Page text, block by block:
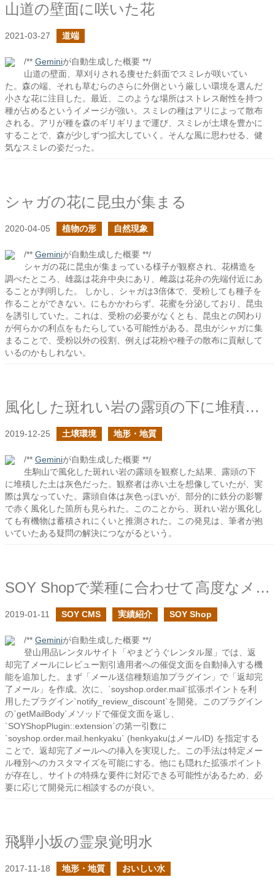
山道の壁面に咲いた花
2021-03-27 道端
/** Geminiが自動生成した概要 **/
山道の壁面、草刈りされる痩せた斜面でスミレが咲いてい
た。森の端、それも草むらのさらに外側という厳しい環境を選んだ
小さな花に注目した。最近、このような場所はストレス耐性を持つ
種が占めるというイメージが強い。スミレの種はアリによって散布
される。アリが種を森のギリギリまで運び、スミレが土壌を豊かに
することで、森が少しずつ拡大していく。そんな風に思わせる、健
気なスミレの姿だった。
シャガの花に昆虫が集まる
2020-04-05 植物の形 自然現象
/** Geminiが自動生成した概要 **/
シャガの花に昆虫が集まっている様子が観察され、花構造を
調べたところ、雄蕊は花弁中央にあり、雌蕊は花弁の先端付近にあ
ることが判明した。 しかし、シャガは3倍体で、受粉しても種子を
作ることができない。にもかかわらず、花蜜を分泌しており、昆虫
を誘引していた。これは、受粉の必要がなくとも、昆虫との関わり
が何らかの利点をもたらしている可能性がある。昆虫がシャガに集
まることで、受粉以外の役割、例えば花粉や種子の散布に貢献して
いるのかもしれない。
風化した斑れい岩の露頭の下に堆積した土の色は何色か？
2019-12-25 土壌環境 地形・地質
/** Geminiが自動生成した概要 **/
生駒山で風化した斑れい岩の露頭を観察した結果、露頭の下
に堆積した土は灰色だった。観察者は赤い土を想像していたが、実
際は異なっていた。露頭自体は灰色っぽいが、部分的に鉄分の影響
で赤く風化した箇所も見られた。このことから、斑れい岩が風化し
ても有機物は蓄積されにくいと推測された。この発見は、筆者が抱
いていたある疑問の解決につながるという。
SOY Shopで業種に合わせて高度なメール種別を追加してみる
2019-01-11 SOY CMS 実績紹介 SOY Shop
/** Geminiが自動生成した概要 **/
登山用品レンタルサイト「やまどうぐレンタル屋」では、返
却完了メールにレビュー割引適用者への催促文面を自動挿入する機
能を追加した。まず「メール送信種類追加プラグイン」で「返却完
了メール」を作成。次に、`soyshop.order.mail`拡張ポイントを利
用したプラグイン`notify_review_discount`を開発。このプラグイン
の`getMailBody`メソッドで催促文面を返し、
`SOYShopPlugin::extension`の第一引数に
`soyshop.order.mail.henkyaku` (henkyakuはメールID) を指定する
ことで、返却完了メールへの挿入を実現した。この手法は特定メー
ル種別へのカスタマイズを可能にする。他にも隠れた拡張ポイント
が存在し、サイトの特殊な要件に対応できる可能性があるため、必
要に応じて開発元に相談するのが良い。
飛騨小坂の霊泉覚明水
2017-11-18 地形・地質 おいしい水